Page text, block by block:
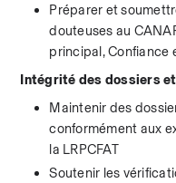
Préparer et
douteuses au
principal, Confiance
Intégrité des dossiers
Maintenir des
conformément aux
la LRPCFAT
Soutenir les